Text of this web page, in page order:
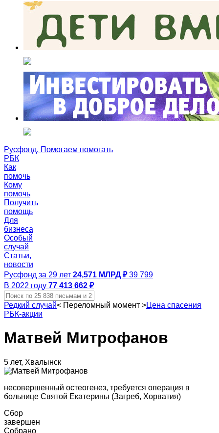
Русфонд. Помогаем помогать
РБК
Как
помочь
Кому
помочь
Получить
помощь
Для
бизнеса
Особый
случай
Статьи,
новости
Русфонд за 29 лет 24,571 МЛРД ₽ 39 799
В 2022 году 77 413 662 ₽
Редкий случай< Переломный момент >Цена спасения
РБК-акции
Матвей Митрофанов
5 лет, Хвалынск
несовершенный остеогенез, требуется операция в
больнице Святой Екатерины (Загреб, Хорватия)
Сбор
завершен
Собрано